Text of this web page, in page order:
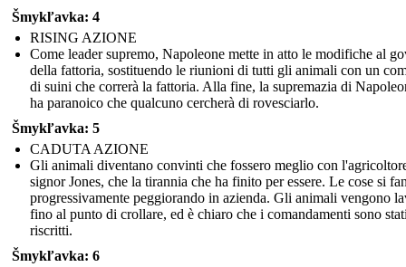
Šmykľavka: 4
RISING AZIONE
Come leader supremo, Napoleone mette in atto le modifiche al
della fattoria, sostituendo le riunioni di tutti gli animali con un
di suini che correrà la fattoria. Alla fine, la supremazia di
ha paranoico che qualcuno cercherà di rovesciarlo.
Šmykľavka: 5
CADUTA AZIONE
Gli animali diventano convinti che fossero meglio con
signor Jones, che la tirannia che ha finito per essere. Le cose si
progressivamente peggiorando in azienda. Gli animali vengono
fino al punto di crollare, ed è chiaro che i comandamenti sono
riscritti.
Šmykľavka: 6